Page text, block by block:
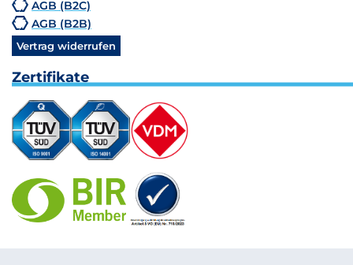
AGB (B2C)
AGB (B2B)
Vertrag widerrufen
Zertifikate